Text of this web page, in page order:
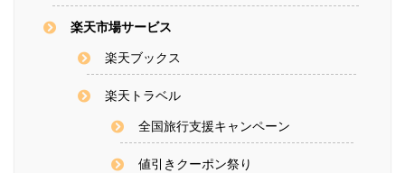
楽天市場サービス
楽天ブックス
楽天トラベル
全国旅行支援キャンペーン
値引きクーポン祭り